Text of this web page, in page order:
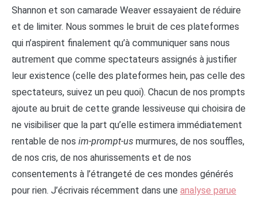
Shannon et son camarade Weaver essayaient de réduire
et de limiter. Nous sommes le bruit de ces plateformes
qui n’aspirent finalement qu’à communiquer sans nous
autrement que comme spectateurs assignés à justifier
leur existence (celle des plateformes hein, pas celle des
spectateurs, suivez un peu quoi). Chacun de nos prompts
ajoute au bruit de cette grande lessiveuse qui choisira de
ne visibiliser que la part qu’elle estimera immédiatement
rentable de nos im-prompt-us murmures, de nos souffles,
de nos cris, de nos ahurissements et de nos
consentements à l’étrangeté de ces mondes générés
pour rien. J’écrivais récemment dans une analyse parue